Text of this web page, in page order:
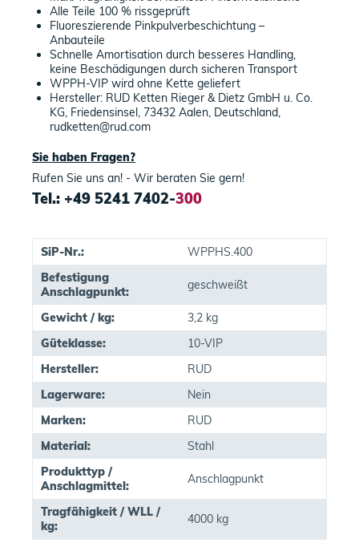
Alle Teile 100 % rissgeprüft
Fluoreszierende Pinkpulverbeschichtung –
Anbauteile
Schnelle Amortisation durch besseres Handling,
keine Beschädigungen durch sicheren Transport
WPPH-VIP wird ohne Kette geliefert
Hersteller: RUD Ketten Rieger & Dietz GmbH u. Co.
KG, Friedensinsel, 73432 Aalen, Deutschland,
rudketten@rud.com
Sie haben Fragen?
Rufen Sie uns an! - Wir beraten Sie gern!
Tel.: +49 5241 7402-300
SiP-Nr.:
WPPHS.400
Befestigung
Anschlagpunkt:
geschweißt
Gewicht / kg:
3,2 kg
Güteklasse:
10-VIP
Hersteller:
RUD
Lagerware:
Nein
Marken:
RUD
Material:
Stahl
Produkttyp /
Anschlagmittel:
Anschlagpunkt
Tragfähigkeit / WLL /
kg:
4000 kg